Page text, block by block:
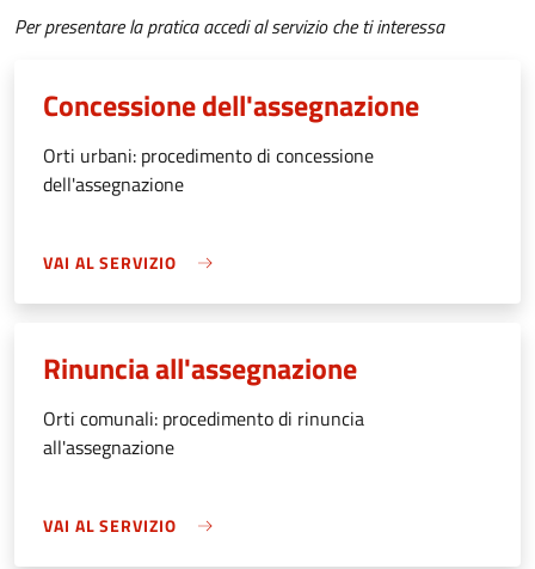
Per presentare la pratica accedi al servizio che ti interessa
Concessione dell'assegnazione
Orti urbani: procedimento di concessione
dell'assegnazione
VAI AL SERVIZIO
Rinuncia all'assegnazione
Orti comunali: procedimento di rinuncia
all'assegnazione
VAI AL SERVIZIO